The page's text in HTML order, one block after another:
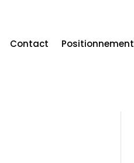
Contact Positionnement